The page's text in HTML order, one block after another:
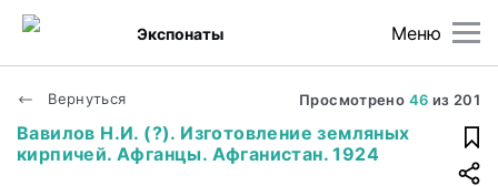
Меню
Экспонаты
Вернуться Просмотрено 46 из 201
Вавилов Н.И. (?). Изготовление земляных
кирпичей. Афганцы. Афганистан. 1924